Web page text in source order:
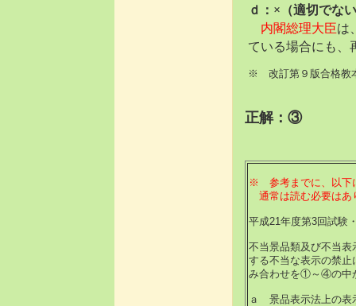
ｄ：×（適切でな
内閣総理大臣は
ている場合にも、
※ 改訂第９版合格教
正解：③
※ 参考までに、以下
通常は読む必要はあ
平成21年度第3回試験
不当景品類及び不当
する不当な表示の禁
み合わせを①～④の中
ａ 景品表示法上の表